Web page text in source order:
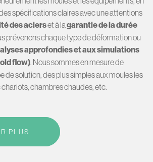
spécifications claires avec une attentions
des acierset à lagarantie de la durée
prévenons chaque type de déformation ou
approfondies et aux simulations
flow). Nous sommes en mesure de
de solution, des plus simples aux moules les
chambres chaudes, etc.
PLUS